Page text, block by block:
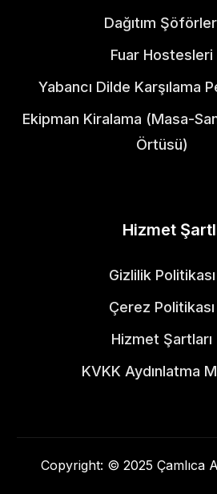
Dağıtım
Fuar Hostesleri
Yabancı Dilde Karşılama
Ekipman Kiralama (Masa-
Örtüsü)
Hizmet
Gizlilik Politikası
Çerez Politikası
Hizmet Şartları
KVKK Aydınlatma
Copyright: © 2025 Çamlıca
İş Başvuru